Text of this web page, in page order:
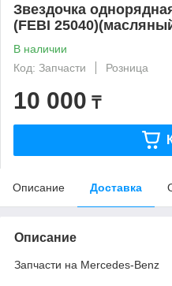
Звездочка
(FEBI
В наличии
Код: Запчасти
Розница
10 000 ₸
Описание Доставка
Описание
Запчасти на Mercedes-Benz